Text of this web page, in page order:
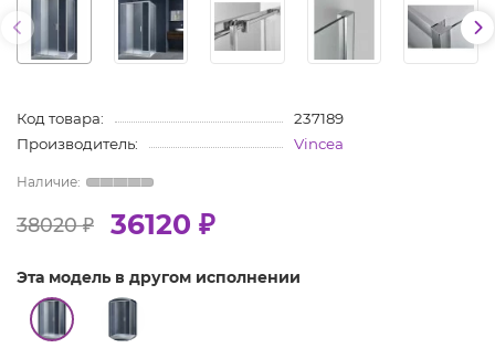
Код товара:
237189
Производитель:
Vincea
38020 ₽ 36120 ₽
Эта модель в другом исполнении